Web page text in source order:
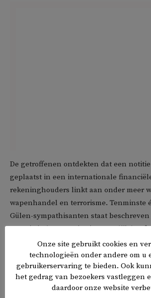
De getroffenen ontdekten dat een
geplaatst in een internationale
rekeninghouders linkt aan onder meer
wapenhandel en terrorisme. Tenminste
Gülen-sympathisanten staat
terroristische organisatie. Mogelijk heeft
deze informatie gebruikt.
De rekeningen van sommige Erdogan-
al gesloten door grote banken in
Onze site gebruikt cookies en
technologieën onder andere om u
gebruikerservaring te bieden. Ook
het gedrag van bezoekers vastleggen
daardoor onze website